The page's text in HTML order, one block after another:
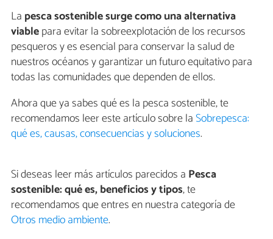
La pesca sostenible surge como una alternativa
viablepara evitar la sobreexplotación de los recursos
pesqueros y es esencial para conservar la salud de
nuestros océanos y garantizar un futuro equitativo para
todas las comunidades que dependen de ellos.
Ahora que ya sabes qué es la pesca sostenible, te
recomendamos leer este artículo sobre laSobrepesca:
qué es, causas, consecuencias y soluciones.
Si deseas leer más artículos parecidos a Pesca
sostenible: qué es, beneficios y tipos, te
recomendamos que entres en nuestra categoría de
Otros medio ambiente.